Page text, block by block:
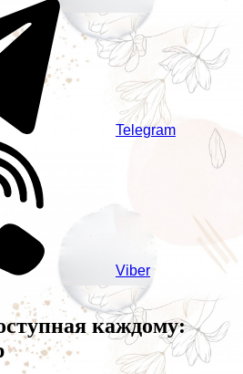
Telegram
Viber
каждому: